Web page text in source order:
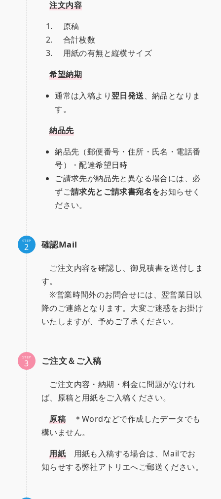
注文内容
原稿
合計枚数
用紙の有無と縦横サイズ
希望納期
通常は入稿より 翌日発送、納品となりま
す。
納品先
納品先（郵便番号・住所・氏名・電話番
号）・配達希望日時
ご請求先が納品先と異なる場合には、必
ずご請求先とご請求書宛名をお知らせく
ださい。
STEP 確認Mail
ご注文内容を確認し、御見積書を送付しま
す。
※営業時間外のお問合せには、翌営業日以
降のご連絡となります。大変ご迷惑をお掛け
いたしますが、予めご了承ください。
STEP ご注文＆ご入稿
ご注文内容・納期・料金に問題がなけれ
ば、原稿と用紙をご入稿ください。
原稿 ＊Wordなどで作成したデータでも
構いません。
用紙 用紙も入稿する場合は、Mailでお
知らせする弊社アトリエへご郵送ください。